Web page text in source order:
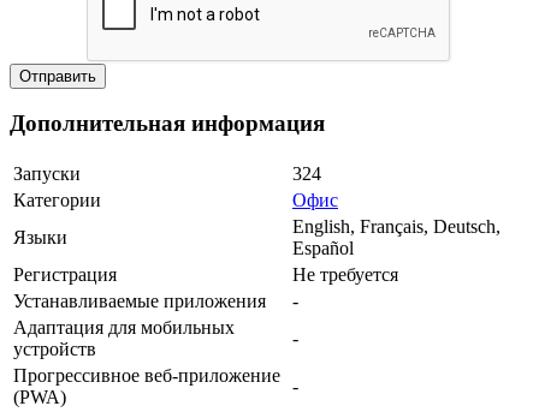
Дополнительная информация
Запуски
324
Категории
Офис
Языки
English, Français, Deutsch,
Español
Регистрация
Не требуется
Устанавливаемые приложения
-
Адаптация для мобильных
устройств
-
Прогрессивное веб-приложение
(PWA)
-